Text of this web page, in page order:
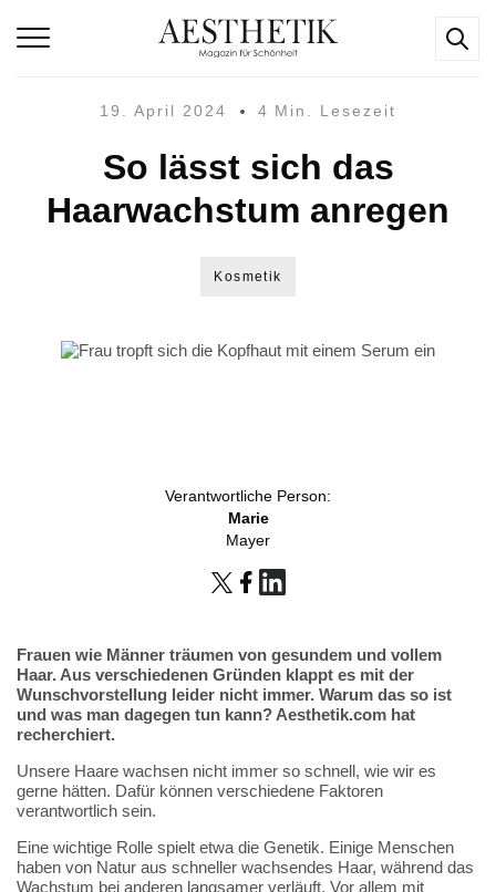
19. April 2024 4 Min. Lesezeit
So lässt sich das
Haarwachstum anregen
Kosmetik
Verantwortliche Person:
Marie
Mayer
Frauen wie Männer träumen von gesundem und vollem
Haar. Aus verschiedenen Gründen klappt es mit der
Wunschvorstellung leider nicht immer. Warum das so ist
und was man dagegen tun kann? Aesthetik.com hat
recherchiert.
Unsere Haare wachsen nicht immer so schnell, wie wir es
gerne hätten. Dafür können verschiedene Faktoren
verantwortlich sein.
Eine wichtige Rolle spielt etwa die Genetik. Einige Menschen
haben von Natur aus schneller wachsendes Haar, während das
Wachstum bei anderen langsamer verläuft. Vor allem mit